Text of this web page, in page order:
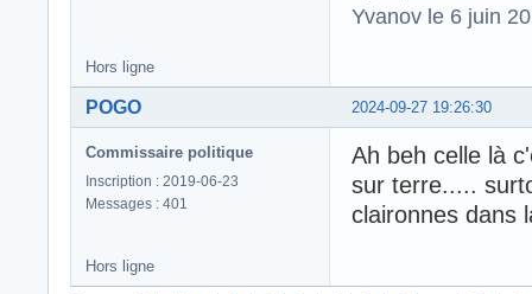
Yvanov le 6 juin
Hors ligne
2024-09-27 19:26:30
POGO
Commissaire politique
Inscription : 2019-06-23
Messages : 401
Ah beh celle là
sur terre.....
claironnes dans
Hors ligne